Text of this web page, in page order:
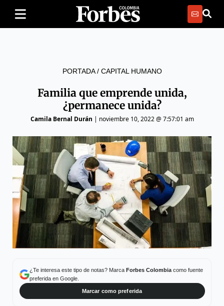
PORTADA/ CAPITAL HUMANO
Familia que emprende unida,
¿permanece unida?
Camila Bernal Durán | noviembre 10, 2022 @ 7:57:01 am
¿Te interesa este tipo de notas? Marca Forbes Colombiacomo fuente
preferida en Google.
Marcar como preferida